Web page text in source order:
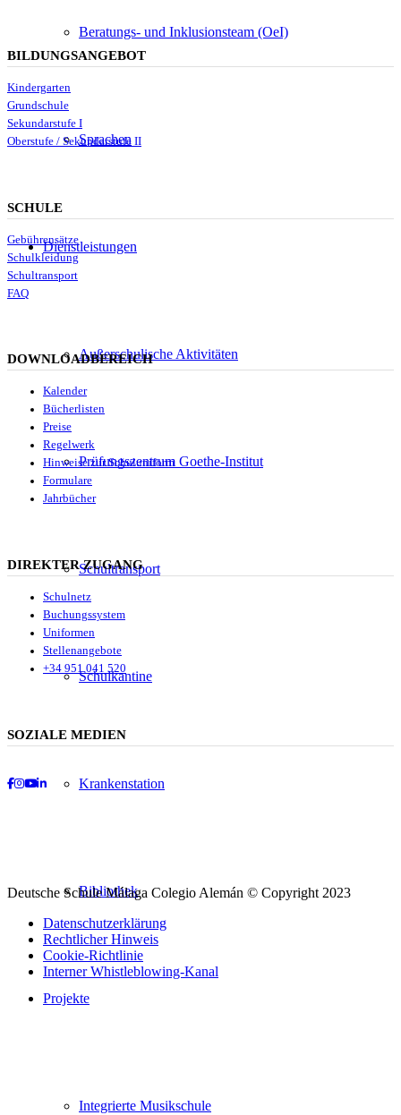
Beratungs- und Inklusionsteam (OeI)
Sprachen
Dienstleistungen
Außerschulische Aktivitäten
Prüfungszentrum Goethe-Institut
Schultransport
Schulkantine
Krankenstation
Bibliothek
Projekte
Integrierte Musikschule
BILDUNGSANGEBOT
Kindergarten
Grundschule
Sekundarstufe I
Oberstufe / Sekundarstufe II
SCHULE
Gebührensätze
Schulkleidung
Schultransport
FAQ
DOWNLOADBEREICH
Kalender
Bücherlisten
Preise
Regelwerk
Hinweise zur Schuluniform
Formulare
Jahrbücher
DIREKTER ZUGANG
Schulnetz
Buchungssystem
Uniformen
Stellenangebote
+34 951 041 520
SOZIALE MEDIEN
Deutsche Schule Málaga Colegio Alemán © Copyright 2023
Datenschutzerklärung
Rechtlicher Hinweis
Cookie-Richtlinie
Interner Whistleblowing-Kanal
Nach